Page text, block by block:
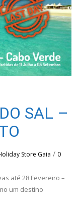
SAL –
Store Gaia / 0
até 28 Fevereiro –
um destino